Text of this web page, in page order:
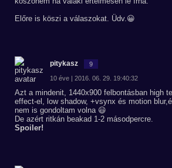
Előre is köszi a válaszokat. Üdv.😀
pitykasz 9
10 éve | 2016. 06. 29. 19:40:32
Azt a mindenit, 1440x900 felbontásban high
effect-el, low shadow, +vsynx és motion
nem is gondoltam volna 😃
De azért ritkán beakad 1-2 másodpercre.
Spoiler!